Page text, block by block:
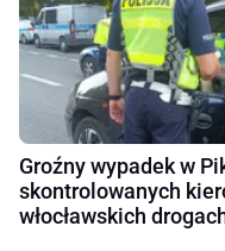
Groźny wypadek w
skontrolowanych
włocławskich